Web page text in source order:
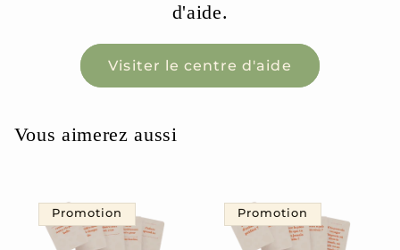
d'aide.
Visiter le centre d'aide
Vous aimerez aussi
Promotion Promotion